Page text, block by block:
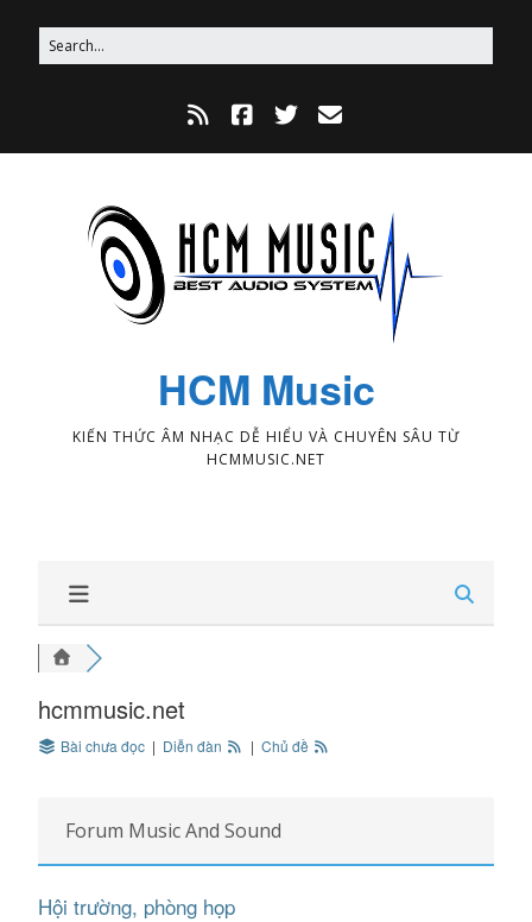
HCM Music
KIẾN THỨC ÂM NHẠC DỄ HIỂU VÀ CHUYÊN SÂU TỪ
HCMMUSIC.NET
hcmmusic.net
Bài chưa đọc | Diễn đàn | Chủ đề
Forum Music And Sound
Hội trường, phòng họp